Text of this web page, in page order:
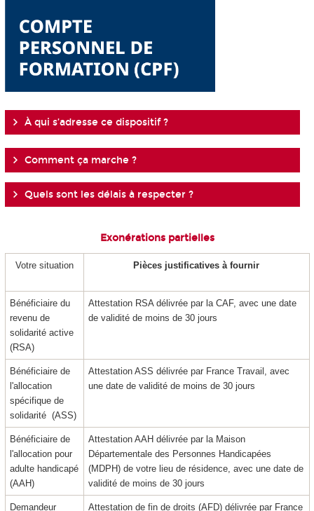
À qui s’adresse ce dispositif ?
Comment ça marche ?
Quels sont les délais à respecter ?
Exonérations partielles
Votre situation Pièces justificatives à fournir
Bénéficiaire du
revenu de
solidarité active
(RSA)
Attestation RSA délivrée par la CAF, avec une date
de validité de moins de 30 jours
Bénéficiaire de
l'allocation
spécifique de
solidarité (ASS)
Attestation ASS délivrée par France Travail, avec
une date de validité de moins de 30 jours
Bénéficiaire de
l'allocation pour
adulte handicapé
(AAH)
Attestation AAH délivrée par la Maison
Départementale des Personnes Handicapées
(MDPH) de votre lieu de résidence, avec une date de
validité de moins de 30 jours
Demandeur
Attestation de fin de droits (AFD) délivrée par France